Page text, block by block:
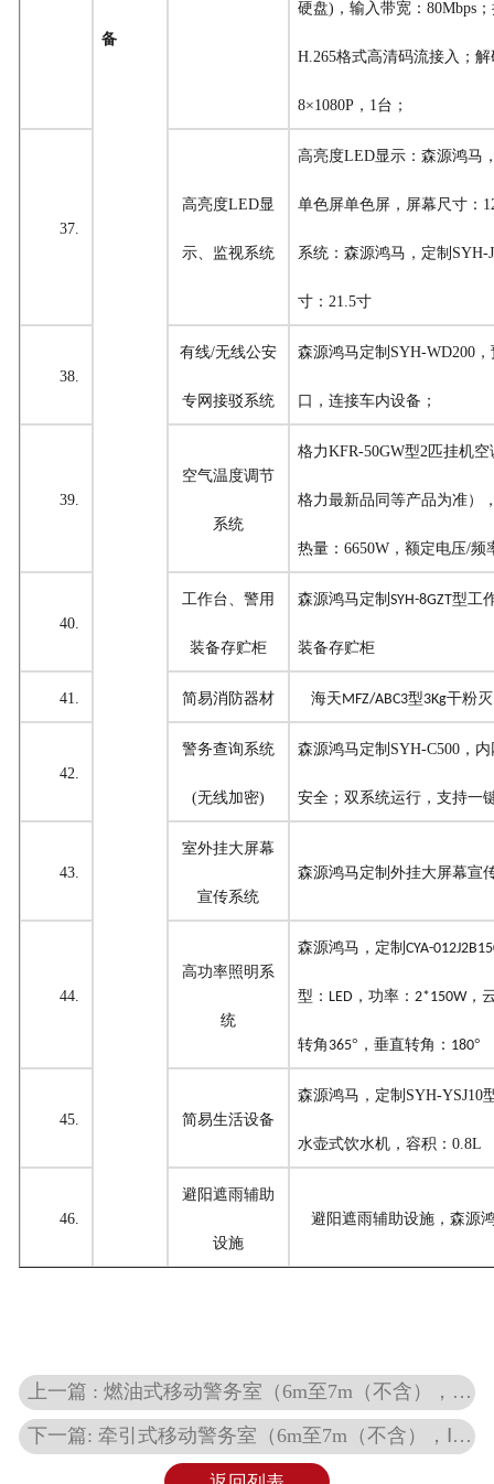
备
硬盘)，输入带宽：80Mbps
H.265格式高清码流接入；
8×1080P，1台；
37.
高亮度LED显
示、监视系统
高亮度LED显示： 森源鸿马
单色屏单色屏，屏幕尺寸：
系统：森源鸿马，定制SYH-
寸：21.5寸
38.
有线/无线公安
专网接驳系统
森源鸿马定制 SYH-WD200，
口，连接车内设备；
39.
空气温度调节
系统
格力KFR-50GW型2匹挂机
格力最新品 同等产品为准）
热量：6650W，额定电压/频
40.
工作台、警用
装备存贮柜
森源鸿马定制 SYH-8GZT型工
装备存贮柜
41. 简易消防器材 海天MFZ/ABC3型3Kg干粉
42.
警务查询系统
(无线加密)
森源鸿马定制 SYH-C500，内
安全；双系统运行，支持一
43.
室外挂大屏幕
宣传系统
森源鸿马定制 外挂大屏幕宣
44.
高功率照明系
统
森源鸿马，定制 CYA-
型： LED，功率： 2*150W，
转角 365°，垂直转角： 180°
45. 简易生活设备
森源鸿马， 定制 SYH-YSJ10
水壶式饮水机， 容积： 0.8L
46.
避阳遮雨辅助
设施
避阳遮雨辅助设施， 森源
上一篇 : 燃油式移动警务室（6m至7m（不含），Ⅳ型） 6米燃油警务室IV型SYH6604QJ型技术方案
下一篇: 牵引式移动警务室（6m至7m（不含），Ⅰ型） 6米牵引式警务室I型SYH9020TJ型技术方案